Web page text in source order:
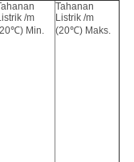
/m
Min.
Tahanan
Listrik /m
(20℃) Maks.